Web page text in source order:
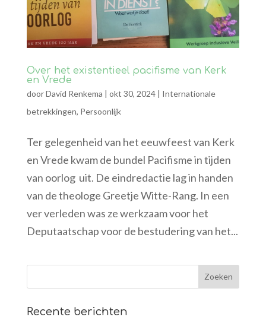
Over het existentieel pacifisme van Kerk
en Vrede
doorDavid Renkema | okt 30, 2024| Internationale
betrekkingen, Persoonlijk
Ter gelegenheid van het eeuwfeest van Kerk
en Vrede kwam de bundel Pacifisme in tijden
van oorlog uit. De eindredactie lag in handen
van de theologe Greetje Witte-Rang. In een
ver verleden was ze werkzaam voor het
Deputaatschap voor de bestudering van het...
Recente berichten